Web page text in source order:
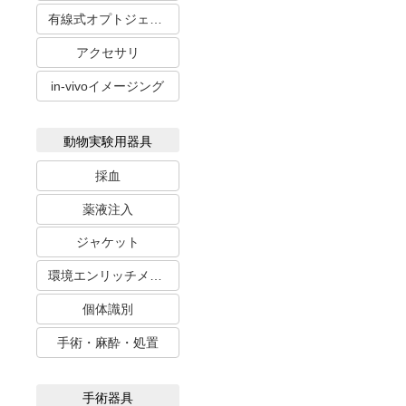
アクセサリ
in-vivoイメージング
動物実験用器具
採血
薬液注入
ジャケット
個体識別
手術・麻酔・処置
手術器具